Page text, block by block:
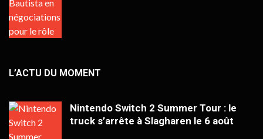
L’ACTU DU MOMENT
Nintendo Switch 2 Summer Tour : le
truck s’arrête à Slagharen le 6 août